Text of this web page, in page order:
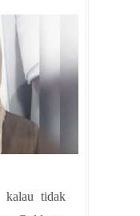
kalau tidak